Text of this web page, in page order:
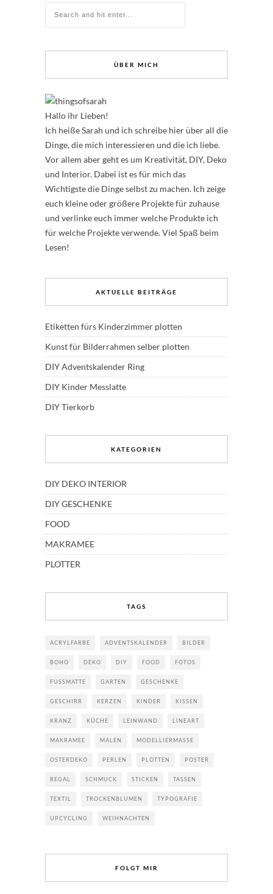
ÜBER MICH
Hallo ihr Lieben!
Ich heiße Sarah und ich schreibe hier über all die
Dinge, die mich interessieren und die ich liebe.
Vor allem aber geht es um Kreativität, DIY, Deko
und Interior. Dabei ist es für mich das
Wichtigste die Dinge selbst zu machen. Ich zeige
euch kleine oder größere Projekte für zuhause
und verlinke euch immer welche Produkte ich
für welche Projekte verwende. Viel Spaß beim
Lesen!
AKTUELLE BEITRÄGE
Etiketten fürs Kinderzimmer plotten
Kunst für Bilderrahmen selber plotten
DIY Adventskalender Ring
DIY Kinder Messlatte
DIY Tierkorb
KATEGORIEN
DIY DEKO INTERIOR
DIY GESCHENKE
FOOD
MAKRAMEE
PLOTTER
TAGS
ACRYLFARBE ADVENTSKALENDER BILDER
BOHO DEKO DIY FOOD FOTOS
FUSSMATTE GARTEN GESCHENKE
GESCHIRR KERZEN KINDER KISSEN
KRANZ KÜCHE LEINWAND LINEART
MAKRAMEE MALEN MODELLIERMASSE
OSTERDEKO PERLEN PLOTTEN POSTER
REGAL SCHMUCK STICKEN TASSEN
TEXTIL TROCKENBLUMEN TYPOGRAFIE
UPCYCLING WEIHNACHTEN
FOLGT MIR